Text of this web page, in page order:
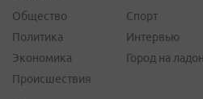
Общество
Политика
Экономика
Происшествия
Спорт
Интервью
Город на